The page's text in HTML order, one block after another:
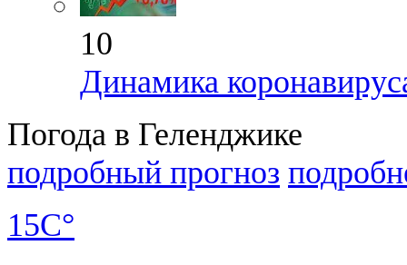
10
Динамика
Погода в Геленджике
подробный прогноз
15C°